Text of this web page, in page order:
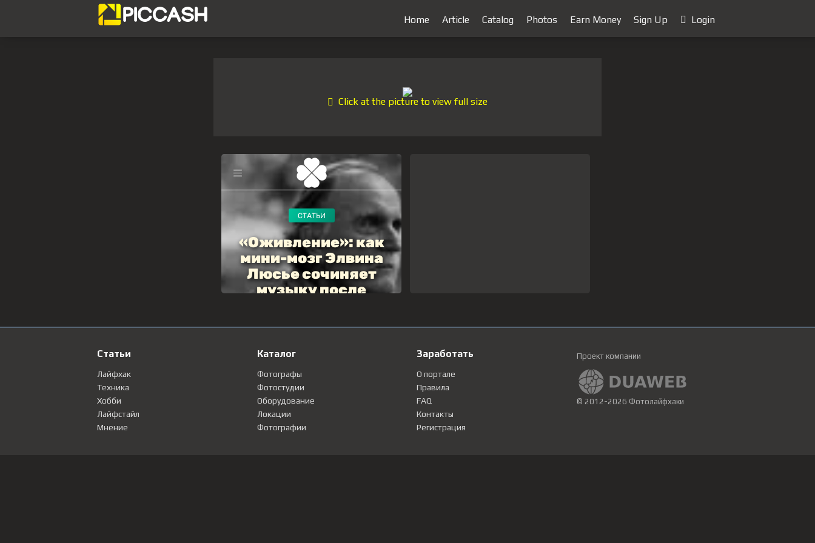
Home Article Catalog Photos Earn Money Sign Up Login
Click at the picture to view full size
Статьи
Лайфхак
Техника
Хобби
Лайфстайл
Мнение
Каталог
Фотографы
Фотостудии
Оборудование
Локации
Фотографии
Заработать
О портале
Правила
FAQ
Контакты
Регистрация
Проект компании
© 2012-2026 Фотолайфхаки